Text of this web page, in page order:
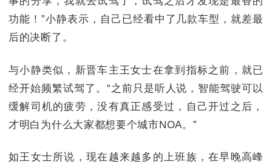
功能！”小静表示，自己已经看中了几款车型，就差最
后的决断了。
与小静类似，新晋车主王女士在拿到指标之前，就已
经开始频繁试驾了。“之前只是听人说，智能驾驶可以
缓解司机的疲劳，没有真正感受过，自己开过之后，
才明白为什么大家都想要个城市NOA。”
如王女士所说，现在越来越多的上班族，在早晚高峰